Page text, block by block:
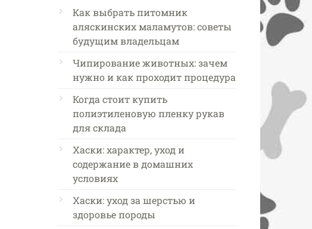
Как выбрать питомник
аляскинских маламутов: советы
будущим владельцам
Чипирование животных: зачем
нужно и как проходит процедура
Когда стоит купить
полиэтиленовую пленку рукав
для склада
Хаски: характер, уход и
содержание в домашних
условиях
Хаски: уход за шерстью и
здоровье породы